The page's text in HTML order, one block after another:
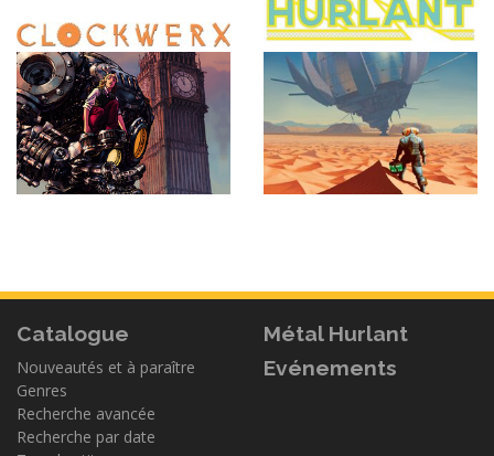
Catalogue
Nouveautés et à paraître
Genres
Recherche avancée
Recherche par date
Métal Hurlant
Evénements